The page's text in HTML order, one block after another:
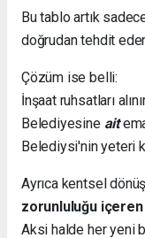
Bu tablo artık
doğrudan tehdit
Çözüm ise belli:
İnşaat ruhsatları
Belediyesine ait
Belediysi'nin yeteri
Ayrıca kentsel
zorunluluğu içeren
Aksi halde her yeni